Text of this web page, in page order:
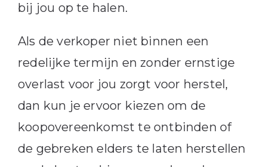
bij jou op te halen.
Als de verkoper niet binnen een
redelijke termijn en zonder ernstige
overlast voor jou zorgt voor herstel,
dan kun je ervoor kiezen om de
koopovereenkomst te ontbinden of
de gebreken elders te laten herstellen